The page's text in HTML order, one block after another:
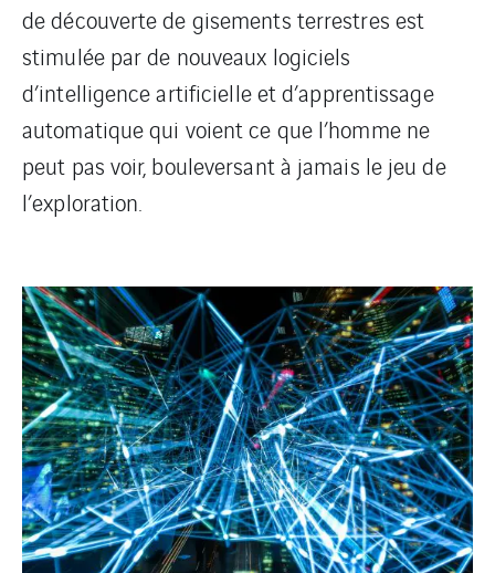
de découverte de gisements terrestres est
stimulée par de nouveaux logiciels
d’intelligence artificielle et d’apprentissage
automatique qui voient ce que l’homme ne
peut pas voir, bouleversant à jamais le jeu de
l’exploration.